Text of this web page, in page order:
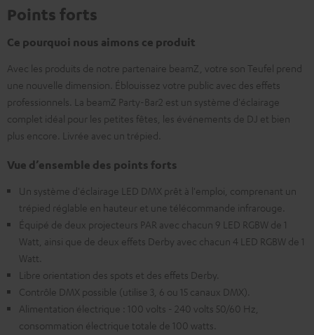
Points forts
Ce pourquoi nous aimons ce produit
Avec les produits de notre partenaire beamZ, votre son Teufel prend
une nouvelle dimension. Éblouissez votre public avec des effets
professionnels. La beamZ Party-Bar2 est un système d'éclairage
complet idéal pour les petites fêtes, les événements de DJ et bien
plus encore. Livrée avec un trépied.
Vue d’ensemble des points forts
Un système d'éclairage LED DMX prêt à l'emploi, comprenant un
trépied réglable en hauteur et une télécommande infrarouge.
Équipé de deux projecteurs PAR avec chacun 9 LED RGBW de 1
Watt, ainsi que de deux effets Derby avec chacun 4 LED RGBW de 1
Watt.
Libre orientation des spots et des effets Derby.
Contrôle DMX possible (utilise 3, 6 ou 15 canaux DMX).
Alimentation électrique : 100 volts - 240 volts 50/60 Hz,
consommation électrique totale de 100 watts.